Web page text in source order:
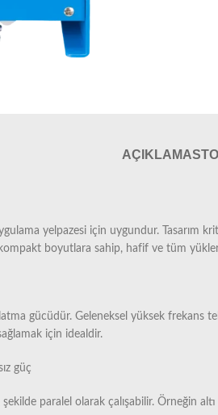
AÇIKLAMA
yelpazesi için uygundur.
boyutlara sahip, hafif ve tüm
gücüdür. Geleneksel yüksek
için idealdir.
güç
paralel olarak çalışabilir. Örneğin